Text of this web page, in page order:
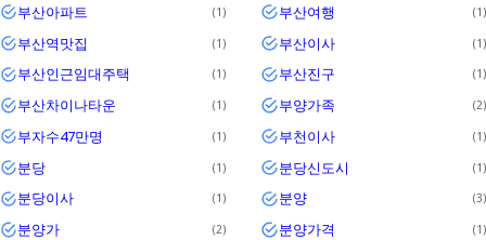
부산아파트 1 부산여행 1
부산역맛집 1 부산이사 1
부산인근임대주택 1 부산진구 1
부산차이나타운 1 부양가족 2
부자수47만명 1 부천이사 1
분당 1 분당신도시 1
분당이사 1 분양 3
분양가 2 분양가격 1